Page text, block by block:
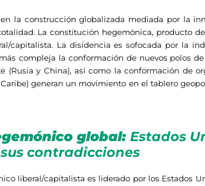
la construcción globalizada mediada por la
La constitución hegemónica, producto
capitalista. La disidencia es sofocada por la
compleja la conformación de nuevos polos
(Rusia y China), así como la conformación de
generan un movimiento en el tablero
global: Estados
contradicciones
liberal/capitalista es liderado por los Estados